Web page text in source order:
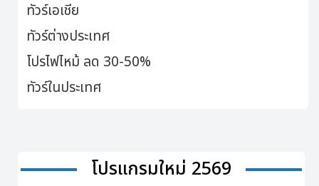
ทัวร์เอเชีย
ทัวร์ต่างประเทศ
โปรไฟไหม้ ลด 30-50%
ทัวร์ในประเทศ
โปรแกรมใหม่ 2569